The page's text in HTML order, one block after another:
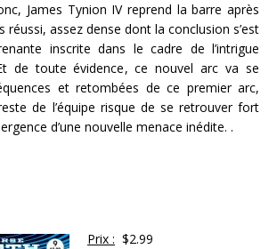
James Tynion IV reprend la barre après
réussi, assez dense dont la conclusion s’est
inscrite dans le cadre de l’intrigue
de toute évidence, ce nouvel arc va se
et retombées de ce premier arc,
de l’équipe risque de se retrouver fort
d’une nouvelle menace inédite. .
Prix : $2.99